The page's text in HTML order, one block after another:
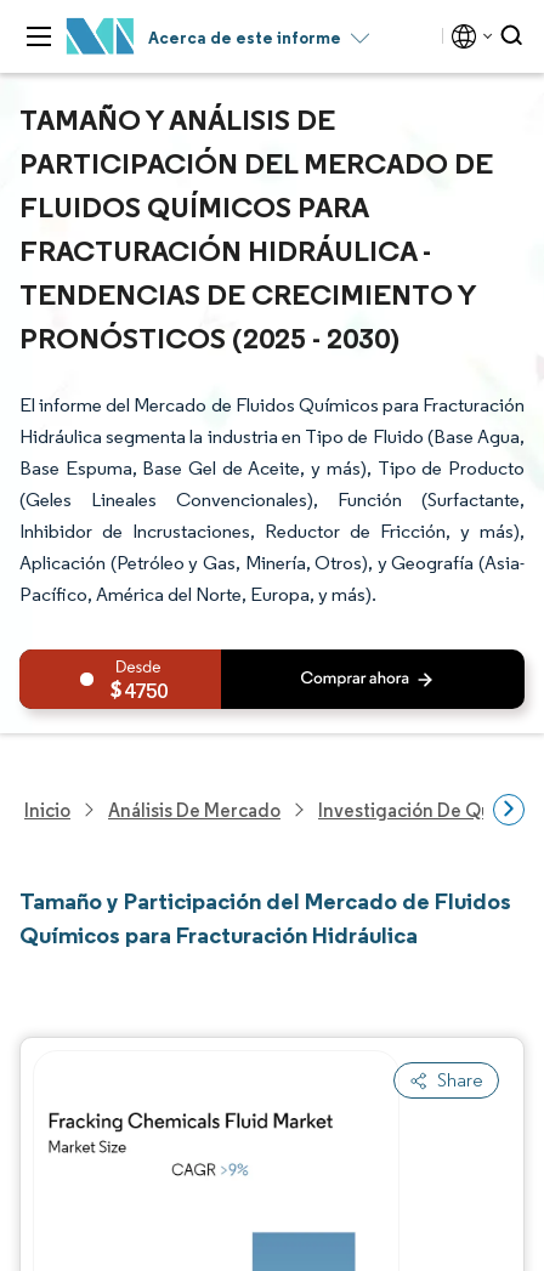
Acerca de este informe
TAMAÑO Y ANÁLISIS DE
PARTICIPACIÓN DEL MERCADO DE
FLUIDOS QUÍMICOS PARA
FRACTURACIÓN HIDRÁULICA -
TENDENCIAS DE CRECIMIENTO Y
PRONÓSTICOS (2025 - 2030)
El informe del Mercado de Fluidos Químicos para Fracturación
Hidráulica segmenta la industria en Tipo de Fluido (Base Agua,
Base Espuma, Base Gel de Aceite, y más), Tipo de Producto
(Geles Lineales Convencionales), Función (Surfactante,
Inhibidor de Incrustaciones, Reductor de Fricción, y más),
Aplicación (Petróleo y Gas, Minería, Otros), y Geografía (Asia-
Pacífico, América del Norte, Europa, y más).
4750
Inicio Análisis De Mercado Investigación De
Tamaño y Participación del Mercado de Fluidos
Químicos para Fracturación Hidráulica
Share